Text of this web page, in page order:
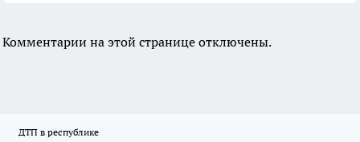
Комментарии на этой странице отключены.
ДТП в республике